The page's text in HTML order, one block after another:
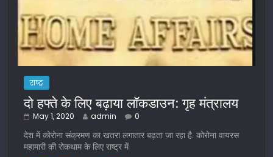
राष्ट्र
दो हफ्ते के लिए बढ़ाया लॉकडाउन: गृह मंत्रालय
May 1, 2020 admin 0
देश में कोरोना संक्रमण का खतरा लगातार बढ़ता जा रहा है. कोरोना वायरस
महामारी की रोकथाम के लिए राष्ट्र में